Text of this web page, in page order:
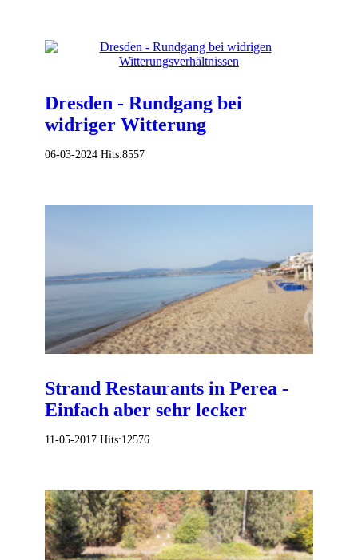
Dresden - Rundgang bei
widriger Witterung
06-03-2024 Hits:8557
Strand Restaurants in Perea -
Einfach aber sehr lecker
11-05-2017 Hits:12576